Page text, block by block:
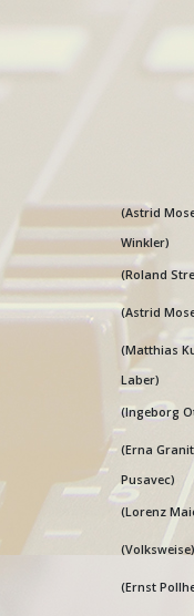
(Astrid
Winkler)
(Roland
(Astrid
(Matthias
Laber)
(Ingeborg
(Erna
Pusavec)
(Lorenz
(Volksweise)
(Ernst